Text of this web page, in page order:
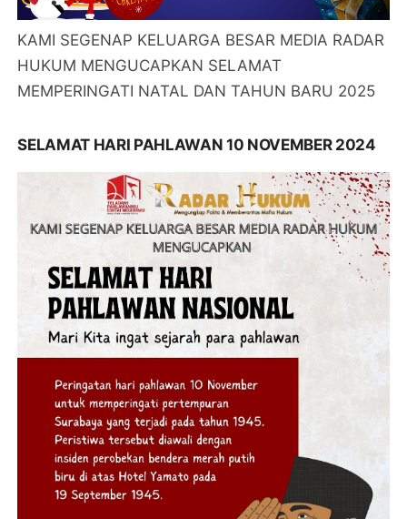
KAMI SEGENAP KELUARGA BESAR MEDIA RADAR
HUKUM MENGUCAPKAN SELAMAT
MEMPERINGATI NATAL DAN TAHUN BARU 2025
SELAMAT HARI PAHLAWAN 10 NOVEMBER 2024